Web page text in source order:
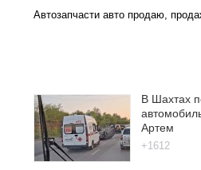
Автозапчасти авто продаю,
В Шахтах
Артем
+1612